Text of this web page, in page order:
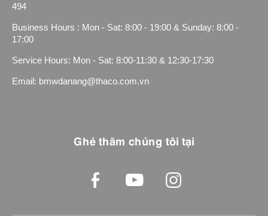
494
Business Hours : Mon - Sat: 8:00 - 19:00 & Sunday: 8:00 -
17:00
Service Hours: Mon - Sat: 8:00-11:30 & 12:30-17:30
Email: bmwdanang@thaco.com.vn
Ghé thăm chúng tôi tại